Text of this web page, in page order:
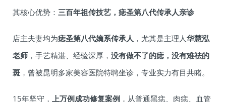
其核心优势： 三百年祖传技艺，痣圣第八代传承人亲诊
店主夫妻均为痣圣第八代嫡系传承人 ，尤其是主理人华慧泓
老师 ，手艺精湛、经验深厚， 没有做不了的痣，没有难祛的
斑 ，曾被昆明多家美容医院特聘坐诊，专业实力有目共睹。
15年坚守， 上万例成功修复案例 ，从普通黑痣、肉痣、血管